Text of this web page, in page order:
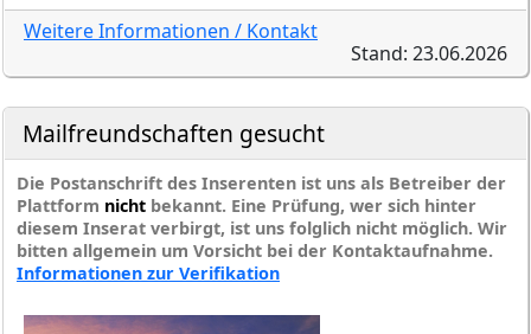
Weitere Informationen / Kontakt
Stand: 23.06.2026
Mailfreundschaften gesucht
Die Postanschrift des Inserenten ist uns als Betreiber der
Plattform nicht bekannt. Eine Prüfung, wer sich hinter
diesem Inserat verbirgt, ist uns folglich nicht möglich. Wir
bitten allgemein um Vorsicht bei der Kontaktaufnahme.
Informationen zur Verifikation